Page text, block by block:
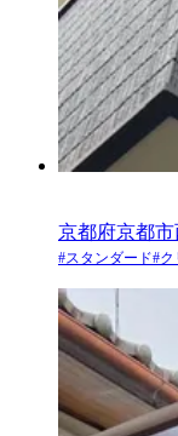
京都府京都市
#スタンダード#ク